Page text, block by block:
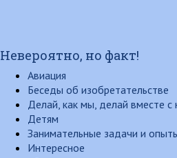
Невероятно, но факт!
Авиация
Беседы об изобретательстве
Делай, как мы, делай вместе
Детям
Занимательные задачи и
Интересное